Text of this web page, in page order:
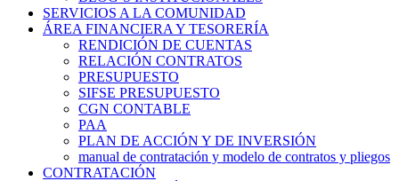
SERVICIOS A LA COMUNIDAD
ÁREA FINANCIERA Y TESORERÍA
RENDICIÓN DE CUENTAS
RELACIÓN CONTRATOS
PRESUPUESTO
SIFSE PRESUPUESTO
CGN CONTABLE
PAA
PLAN DE ACCIÓN Y DE INVERSIÓN
manual de contratación y modelo de contratos y pliegos
CONTRATACIÓN